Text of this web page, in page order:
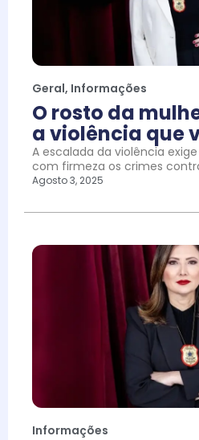
Geral, Informações
O rosto da
a violência que
A escalada da violência
com firmeza os crimes
Agosto 3, 2025
Informações